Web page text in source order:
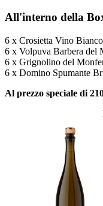
All'interno della
6 x Crosietta Vino Bianco
6 x Volpuva Barbera del
6 x Grignolino del
6 x Domino Spumante
Al prezzo speciale di